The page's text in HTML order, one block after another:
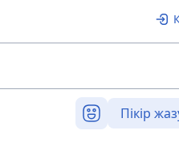
Пікір